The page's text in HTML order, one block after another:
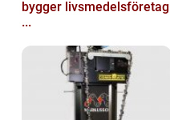
bygger livsmedelsföretag
...